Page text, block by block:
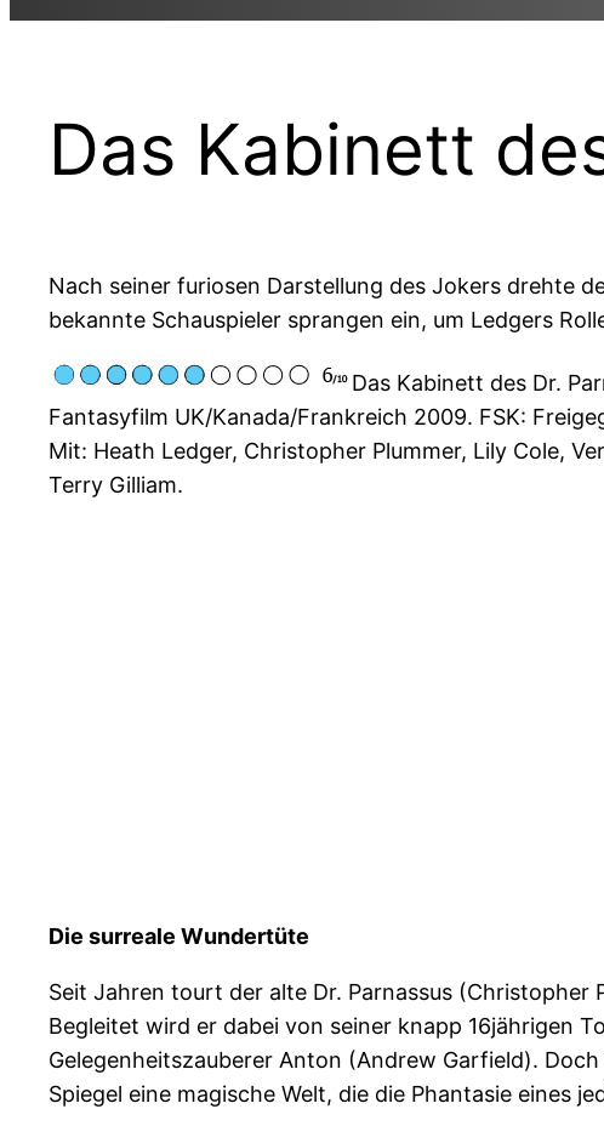
Das Kabinett
Nach seiner furiosen Darstellung des Jokers drehte
bekannte Schauspieler sprangen ein, um Ledgers
Das Kabinett des Dr.
Fantasyfilm UK/Kanada/Frankreich 2009. FSK:
Mit: Heath Ledger, Christopher Plummer, Lily Cole,
Terry Gilliam.
Die surreale Wundertüte
Seit Jahren tourt der alte Dr. Parnassus
Begleitet wird er dabei von seiner knapp 16jährigen
Gelegenheitszauberer Anton (Andrew Garfield).
Spiegel eine magische Welt, die die Phantasie eines